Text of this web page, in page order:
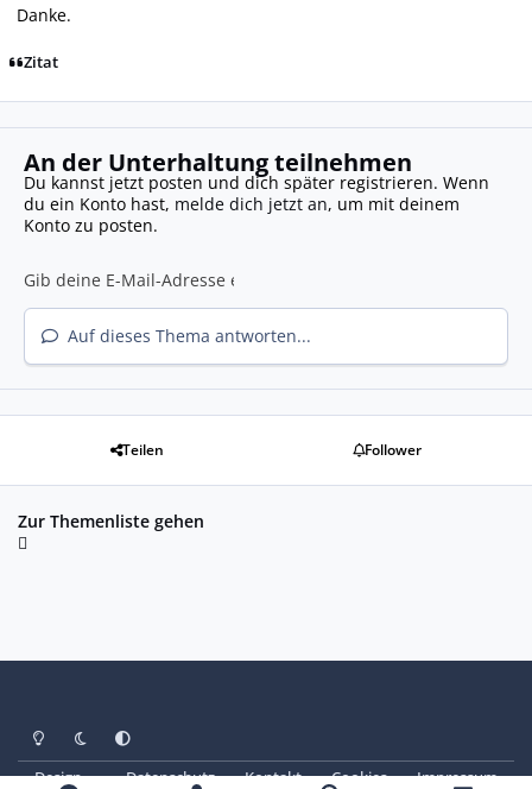
Danke.
Zitat
An der Unterhaltung teilnehmen
Du kannst jetzt posten und dich später registrieren. Wenn
du ein Konto hast, melde dich jetzt an, um mit deinem
Konto zu posten.
Auf dieses Thema antworten...
Teilen Follower
Zur Themenliste gehen
Heller ModusDunkler Modus
Systemeinstellung
Design Datenschutz Kontakt Cookies Impressum